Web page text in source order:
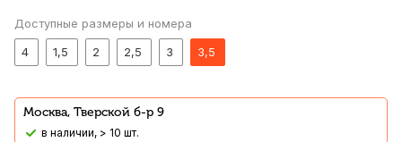
Доступные размеры и номера
4
1,5 2 2,5 3 3,5
Москва, Тверской б-р 9
В наличии, > 10 шт.